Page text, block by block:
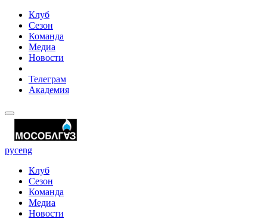
Клуб
Сезон
Команда
Медиа
Новости
Телеграм
Академия
русeng
Клуб
Сезон
Команда
Медиа
Новости